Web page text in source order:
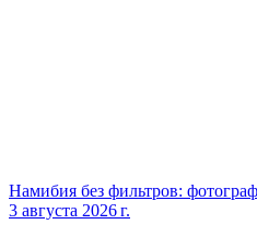
Намибия без фильтров:
3 августа 2026 г.